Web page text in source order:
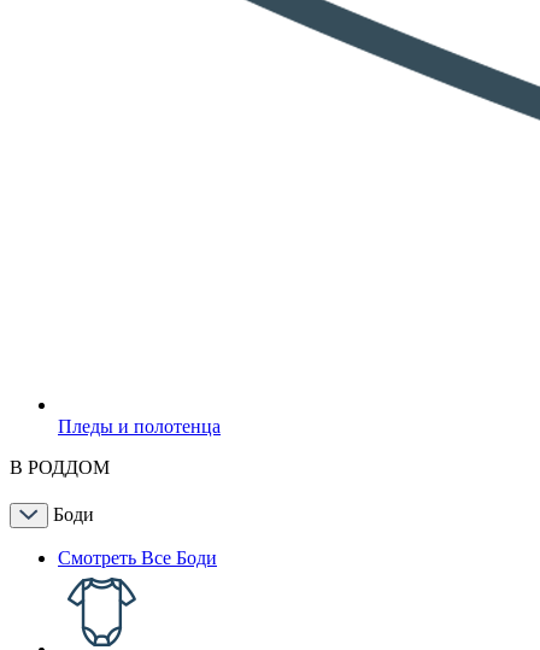
Пледы и полотенца
В РОДДОМ
Боди
Смотреть Все Боди